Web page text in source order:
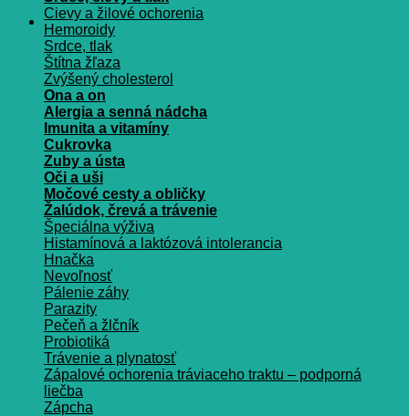
Cievy a žilové ochorenia
Hemoroidy
Srdce, tlak
Štítna žľaza
Zvýšený cholesterol
Ona a on
Alergia a senná nádcha
Imunita a vitamíny
Cukrovka
Zuby a ústa
Oči a uši
Močové cesty a obličky
Žalúdok, črevá a trávenie
Špeciálna výživa
Histamínová a laktózová intolerancia
Hnačka
Nevoľnosť
Pálenie záhy
Parazity
Pečeň a žlčník
Probiotiká
Trávenie a plynatosť
Zápalové ochorenia tráviaceho traktu – podporná
liečba
Zápcha